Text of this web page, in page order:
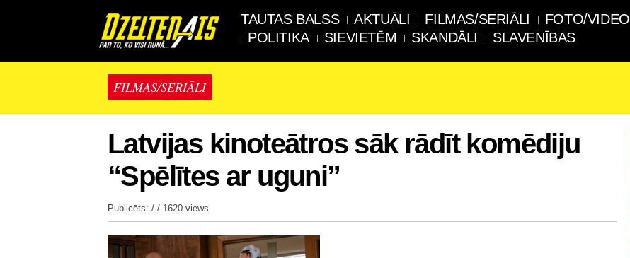
TAUTAS BALSS AKTUĀLI FILMAS/SERIĀLI FOTO/VIDEO
POLITIKA
SIEVIETĒM SKANDĀLI SLAVENĪBAS
FILMAS/SERIĀLI
Latvijas kinoteātros sāk rādīt komēdiju
“Spēlītes ar uguni”
Publicēts: / / 1620 views